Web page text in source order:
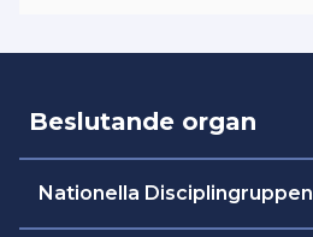
Beslutande organ
Nationella Disciplingruppen